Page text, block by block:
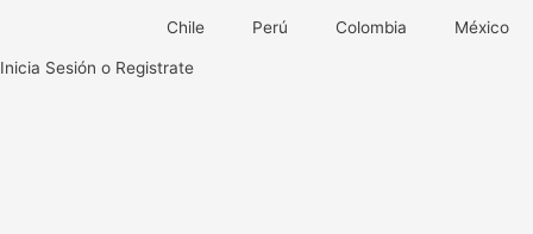
contenido
Chile Perú Colombia México
Inicia Sesión o Registrate